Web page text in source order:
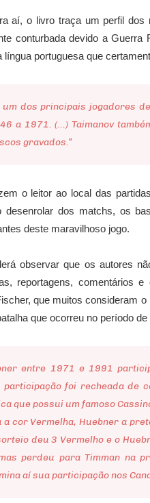
aí, o livro traça um perfil
conturbada devido a
língua portuguesa que
um dos principais jogadores
a 1971. (...) Taimanov
gravados.”
o leitor ao local das
desenrolar dos matchs, os
deste maravilhoso jogo.
observar que os autores
reportagens, comentários
que muitos consideram
que ocorreu no período de
entre 1971 e 1991
participação foi recheada de
que possui um famoso
a cor Vermelha, Huebner a
deu 3 Vermelho e o
perdeu para Timman na
aí sua participação nos